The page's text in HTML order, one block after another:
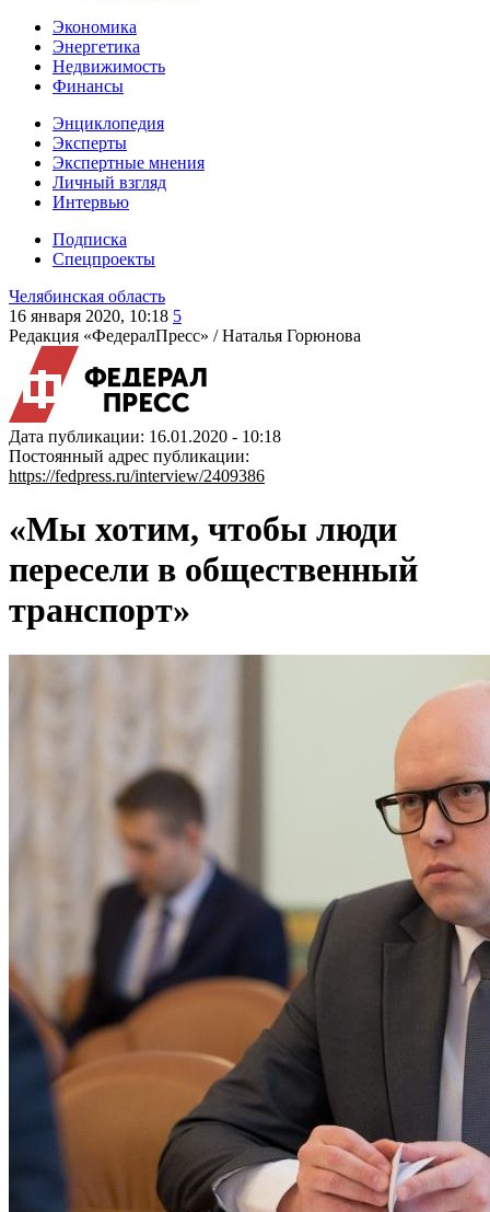
Экономика
Энергетика
Недвижимость
Финансы
Энциклопедия
Эксперты
Экспертные мнения
Личный взгляд
Интервью
Подписка
Спецпроекты
Челябинская область
16 января 2020, 10:18 5
Редакция «ФедералПресс» /Наталья Горюнова
Дата публикации: 16.01.2020 - 10:18
Постоянный адрес публикации:
https://fedpress.ru/interview/2409386
«Мы хотим, чтобы люди
пересели в общественный
транспорт»